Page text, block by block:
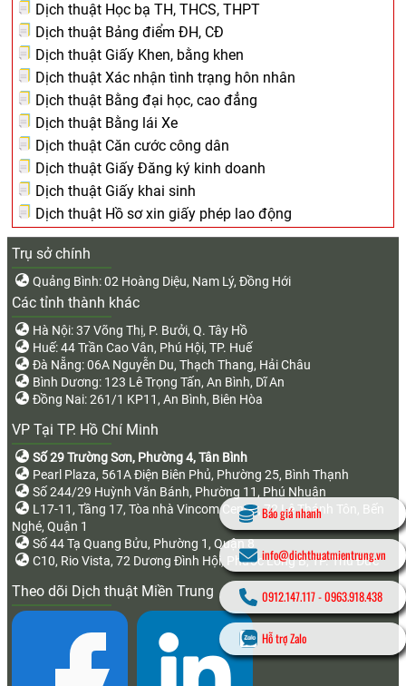
Dịch thuật Học bạ TH, THCS, THPT
Dịch thuật Bảng điểm ĐH, CĐ
Dịch thuật Giấy Khen, bằng khen
Dịch thuật Xác nhận tình trạng hôn nhân
Dịch thuật Bằng đại học, cao đẳng
Dịch thuật Bằng lái Xe
Dịch thuật Căn cước công dân
Dịch thuật Giấy Đăng ký kinh doanh
Dịch thuật Giấy khai sinh
Dịch thuật Hồ sơ xin giấy phép lao động
Trụ sở chính
Quảng Bình: 02 Hoàng Diệu, Nam Lý, Đồng Hới
Các tỉnh thành khác
Hà Nội: 37 Võng Thị, P. Bưởi, Q. Tây Hồ
Huế: 44 Trần Cao Vân, Phú Hội, TP. Huế
Đà Nẵng: 06A Nguyễn Du, Thạch Thang, Hải Châu
Bình Dương: 123 Lê Trọng Tấn, An Bình, Dĩ An
Đồng Nai: 261/1 KP11, An Bình, Biên Hòa
VP Tại TP. Hồ Chí Minh
Số 29 Trường Sơn, Phường 4, Tân Bình
Pearl Plaza, 561A Điện Biên Phủ, Phường 25, Bình Thạnh
Số 244/29 Huỳnh Văn Bánh, Phường 11, Phú Nhuận
L17-11, Tầng 17, Tòa nhà Vincom Center, 72 Lê Thánh Tôn, Bến
Nghé, Quận 1
Số 44 Tạ Quang Bửu, Phường 1, Quận 8
C10, Rio Vista, 72 Dương Đình Hội, Phước Long B, TP. Thủ Đức
Theo dõi Dịch thuật Miền Trung
Báo giá nhanh
info@dichthuatmientrung.vn
0912.147.117-0963.918.438
Hỗ trợ Zalo